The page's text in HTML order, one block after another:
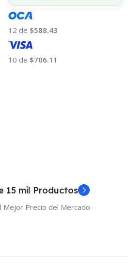
12 de $588.43
10 de $706.11
15 mil Productos
Mejor Precio del Mercado